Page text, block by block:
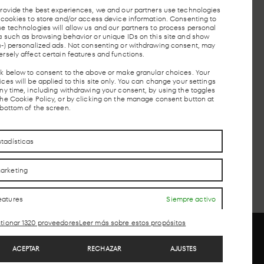
the best experiences, we and our partners use technologies
to store and/or access device information. Consenting to
technologies will allow us and our partners to process personal
such as browsing behavior or unique IDs on this site and show
) personalized ads. Not consenting or withdrawing consent, may
affect certain features and functions.
below to consent to the above or make granular choices. Your
will be applied to this site only. You can change your settings
time, including withdrawing your consent, by using the toggles
Cookie Policy, or by clicking on the manage consent button at
of the screen.
Siempre activo
fuentes de información, Vincular diferentes
1320 proveedoresLeer más sobre estos propósitos
ACEPTAR RECHAZAR AJUSTES
40.
ESTACIÓN
AUTOBUSES
PARADA
TAXIS
CONTACTO
CONTACTO